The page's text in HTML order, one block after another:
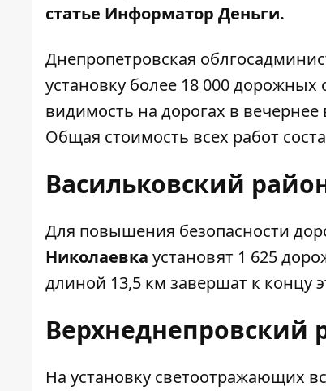
статье Информатор Деньги.
Днепропетровская
установку более 18 000
видимость на дорогах в
Общая стоимость всех работ
Васильковский
Для повышения безопасности
Николаевка установят 1 625
длиной 13,5 км завершат к концу
Верхнеднепровский
На установку светоотражающих